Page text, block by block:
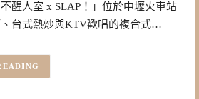
醒人室 x SLAP！」位於中壢火車站
台式熱炒與KTV歡唱的複合式…